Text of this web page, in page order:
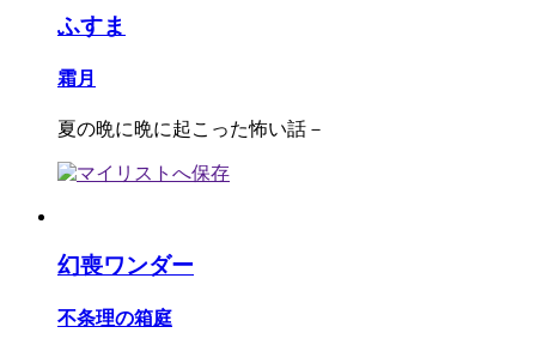
ふすま
霜月
夏の晩に晩に起こった怖い話－
幻喪ワンダー
不条理の箱庭